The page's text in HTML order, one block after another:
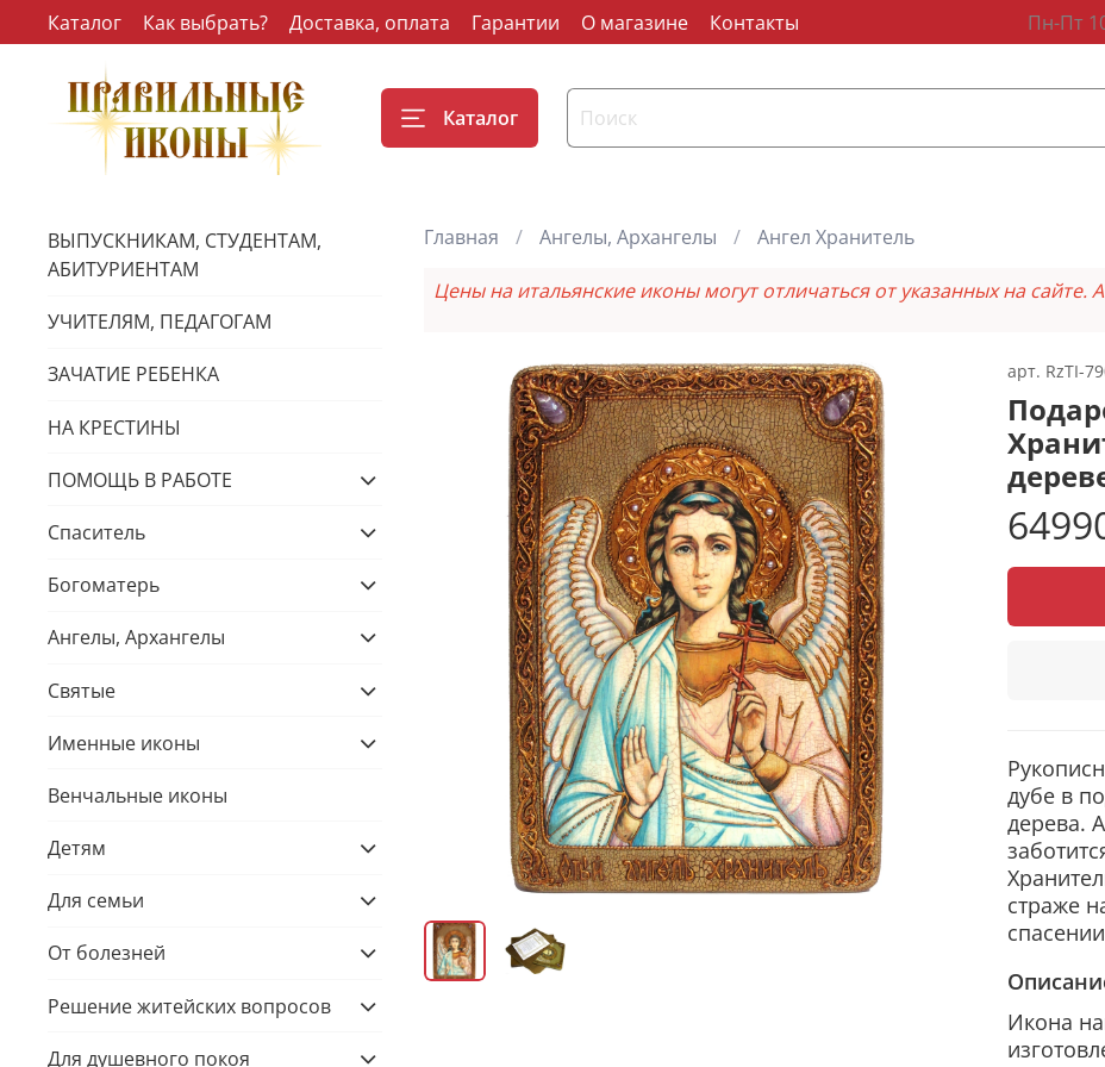
Каталог Как выбрать? Доставка, оплата Гарантии О магазине Контакты Пн-Пт
Каталог
Главная Ангелы, Архангелы Ангел Хранитель
Цены на итальянские иконы могут отличаться от указанных на сайте.
арт. RzTI-
дубе в
дерева.
страже
Икона
ВЫПУСКНИКАМ, СТУДЕНТАМ,
АБИТУРИЕНТАМ
УЧИТЕЛЯМ, ПЕДАГОГАМ
ЗАЧАТИЕ РЕБЕНКА
НА КРЕСТИНЫ
ПОМОЩЬ В РАБОТЕ
Спаситель
Богоматерь
Ангелы, Архангелы
Святые
Именные иконы
Венчальные иконы
Детям
Для семьи
От болезней
Решение житейских вопросов
Для душевного покоя